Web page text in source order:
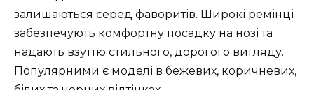
залишаються серед фаворитів. Широкі ремінці
забезпечують комфортну посадку на нозі та
надають взуттю стильного, дорогого вигляду.
Популярними є моделі в бежевих, коричневих,